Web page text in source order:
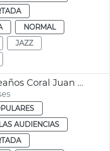
NORMAL
JAZZ
Concierto 70 cumpleaños Coral Juan Bautista Comes València
AUDIENCIAS